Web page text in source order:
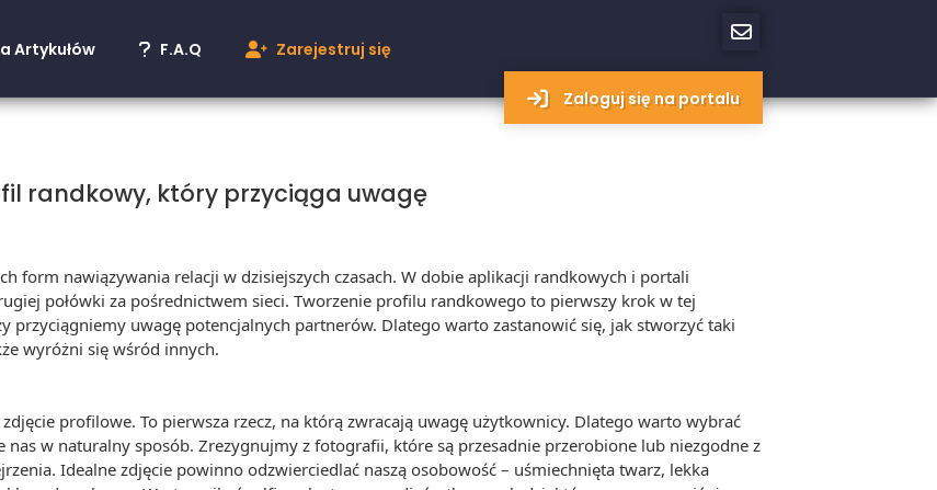
Artykułów F.A.Q Zarejestruj się
Zaloguj się na portalu
randkowy, który przyciąga uwagę
form nawiązywania relacji w dzisiejszych czasach. W dobie aplikacji randkowych i portali
połówki za pośrednictwem sieci. Tworzenie profilu randkowego to pierwszy krok w tej
przyciągniemy uwagę potencjalnych partnerów. Dlatego warto zastanowić się, jak stworzyć taki
wyróżni się wśród innych.
profilowe. To pierwsza rzecz, na którą zwracają uwagę użytkownicy. Dlatego warto wybrać
nas w naturalny sposób. Zrezygnujmy z fotografii, które są przesadnie przerobione lub niezgodne z
Idealne zdjęcie powinno odzwierciedlać naszą osobowość – uśmiechnięta twarz, lekka